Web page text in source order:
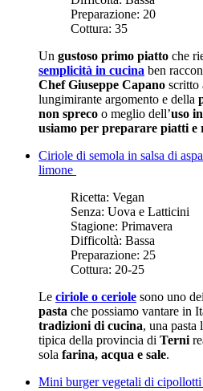
Preparazione: 20
Cottura: 35
Un gustoso primo piatto che
semplicità in cucina ben
Chef Giuseppe Capano scritto
lungimirante argomento e della
non spreco o meglio dell’uso
usiamo per preparare piatti e
Ciriole di semola in salsa di
limone
Ricetta: Vegan
Senza: Uova e Latticini
Stagione: Primavera
Difficoltà: Bassa
Preparazione: 25
Cottura: 20-25
Le ciriole o ceriole sono uno
pasta che possiamo vantare in
tradizioni di cucina, una pasta
tipica della provincia di Terni
sola farina, acqua e sale.
Mini burger vegetali di cipollotti